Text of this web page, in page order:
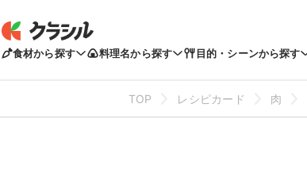
食材から探す 料理名から探す 目的・シーンから探す
TOP レシピカード 肉